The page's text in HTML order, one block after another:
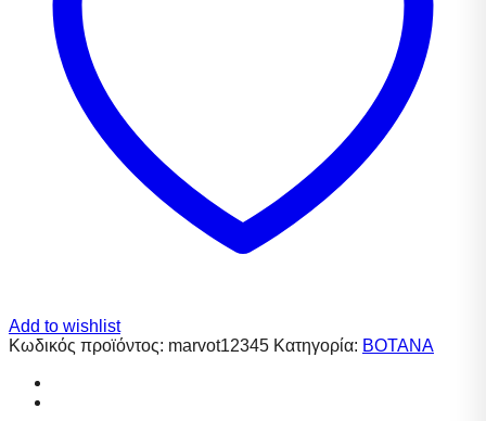
Add to wishlist
Κωδικός προϊόντος: marvot12345 Κατηγορία: ΒΟΤΑΝΑ